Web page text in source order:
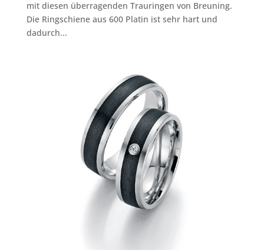
mit diesen überragenden Trauringen von Breuning.
Die Ringschiene aus 600 Platin ist sehr hart und
dadurch...